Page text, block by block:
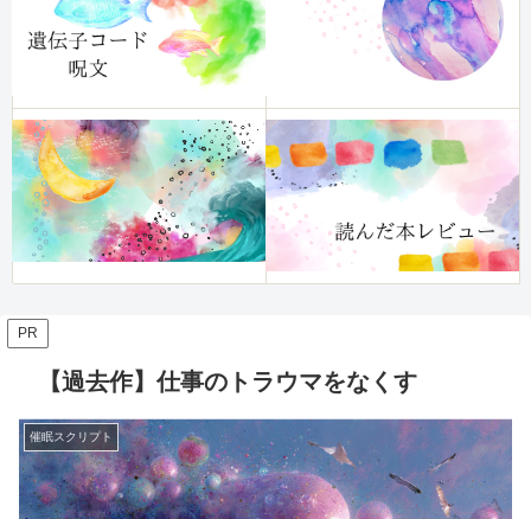
PR
【過去作】仕事のトラウマをなくす
催眠スクリプト